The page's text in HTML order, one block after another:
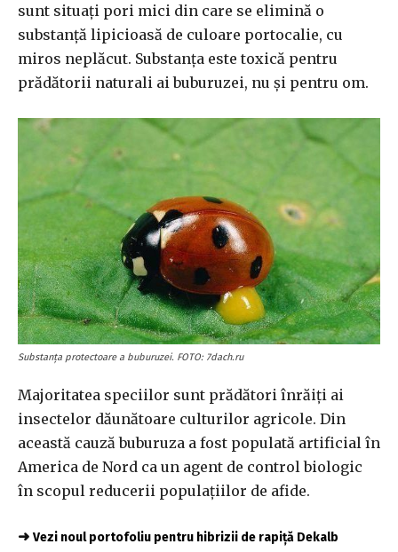
sunt situați pori mici din care se elimină o
substanță lipicioasă de culoare portocalie, cu
miros neplăcut. Substanța este toxică pentru
prădătorii naturali ai buburuzei, nu și pentru om.
Substanța protectoare a buburuzei. FOTO: 7dach.ru
Majoritatea speciilor sunt prădători înrăiți ai
insectelor dăunătoare culturilor agricole. Din
această cauză buburuza a fost populată artificial în
America de Nord ca un agent de control biologic
în scopul reducerii populațiilor de afide.
➜ Vezi noul portofoliu pentru hibrizii de rapiță Dekalb